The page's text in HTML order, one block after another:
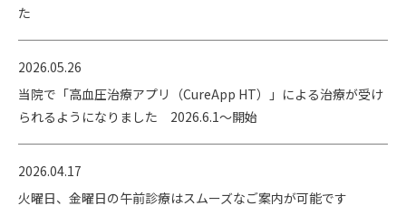
た
2026.05.26
当院で「高血圧治療アプリ（CureApp HT）」による治療が受け
られるようになりました 2026.6.1～開始
2026.04.17
火曜日、金曜日の午前診療はスムーズなご案内が可能です